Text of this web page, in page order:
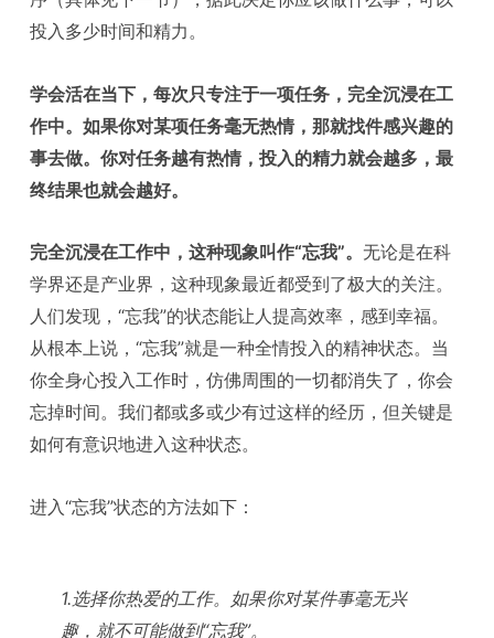
投入多少时间和精力。
学会活在当下，每次只专注于一项任务，完全沉浸在工
作中。如果你对某项任务毫无热情，那就找件感兴趣的
事去做。你对任务越有热情，投入的精力就会越多，最
终结果也就会越好。
完全沉浸在工作中，这种现象叫作“忘我”。无论是在科
学界还是产业界，这种现象最近都受到了极大的关注。
人们发现，“忘我”的状态能让人提高效率，感到幸福。
从根本上说，“忘我”就是一种全情投入的精神状态。当
你全身心投入工作时，仿佛周围的一切都消失了，你会
忘掉时间。我们都或多或少有过这样的经历，但关键是
如何有意识地进入这种状态。
进入“忘我”状态的方法如下：
1.选择你热爱的工作。如果你对某件事毫无兴
趣，就不可能做到“忘我”。